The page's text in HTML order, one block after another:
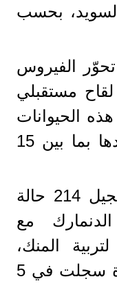
والسويد، بحسب
الفيروس
مستقبلي
الحيوانات
على أراضيها والمقدر عددها بما بين 15
ومنذ يونيو 2020 تم تسجيل 214 حالة
19 في الدنمارك مع
المنك،
بينها 12 حالة بسلالة فريدة سجلت في 5